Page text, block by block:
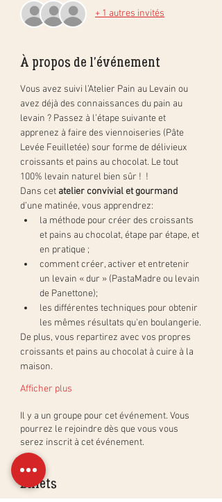
+ 1 autres invités
À propos de l'événement
Vous avez suivi l’Atelier Pain au Levain ou
avez déjà des connaissances du pain au
levain ? Passez à l’étape suivante et
apprenez à faire des viennoiseries (Pâte
Levée Feuilletée) sour forme de délivieux
croissants et pains au chocolat. Le tout
100% levain naturel bien sûr !  !
Dans cet atelier convivial et gourmand
d’une matinée, vous apprendrez:
la méthode pour créer des croissants
et pains au chocolat, étape par étape, et
en pratique ;
comment créer, activer et entretenir
un levain « dur » (PastaMadre ou levain
de Panettone);
les différentes techniques pour obtenir
les mêmes résultats qu'en boulangerie.
De plus, vous repartirez avec vos propres
croissants et pains au chocolat à cuire à la
maison.
Afficher plus
Il y a un groupe pour cet événement. Vous
pourrez le rejoindre dès que vous vous
serez inscrit à cet événement.
Billets